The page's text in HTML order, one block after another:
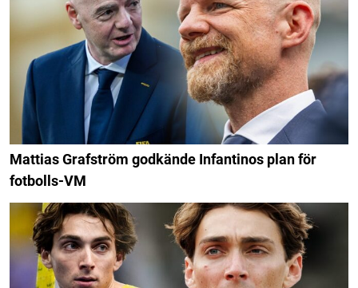
Mattias Grafström godkände Infantinos plan för
fotbolls-VM